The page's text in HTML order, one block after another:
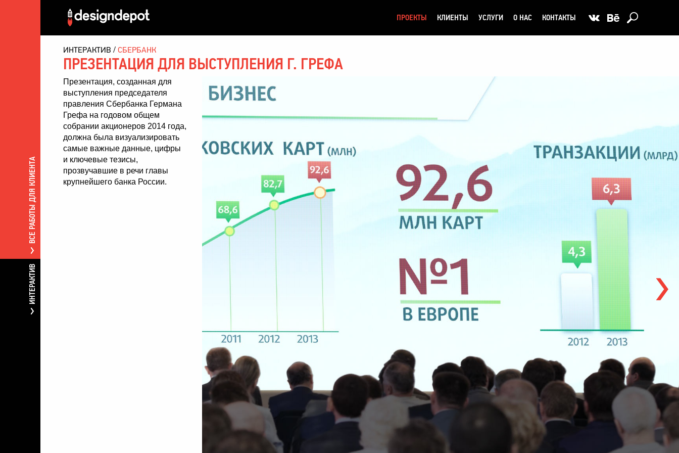
ПРОЕКТЫ КЛИЕНТЫ УСЛУГИ О НАС КОНТАКТЫ
ВСЕ РАБОТЫ ДЛЯ КЛИЕНТА
ИНТЕРАКТИВ
ИНТЕРАКТИВ СБЕРБАНК
ПРЕЗЕНТАЦИЯ ДЛЯ ВЫСТУПЛЕНИЯ Г. ГРЕФА
Презентация, созданная для
выступления председателя
правления Сбербанка Германа
Грефа на годовом общем
собрании акционеров 2014 года,
должна была визуализировать
самые важные данные, цифры
и ключевые тезисы,
прозвучавшие в речи главы
крупнейшего банка России.